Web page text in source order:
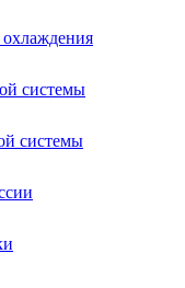
системы
системы